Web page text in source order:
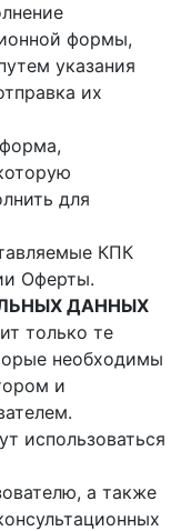
формы,
указания
их
для
КПК
Оферты.
ДАННЫХ
только те
необходимы
и
использоваться
а также